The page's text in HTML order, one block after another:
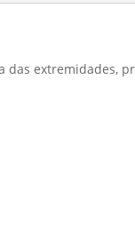
das extremidades,